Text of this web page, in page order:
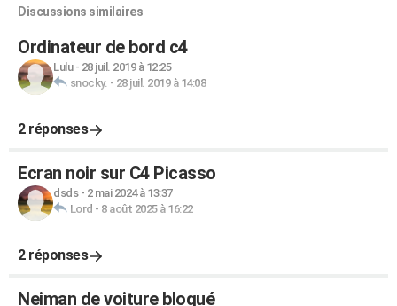
Discussions similaires
Ordinateur de bord c4
Lulu- 28 juil. 2019 à 12:25
snocky. - 28 juil. 2019 à 14:08
2 réponses
Ecran noir sur C4 Picasso
dsds- 2 mai 2024 à 13:37
Lord - 8 août 2025 à 16:22
2 réponses
Neiman de voiture bloqué